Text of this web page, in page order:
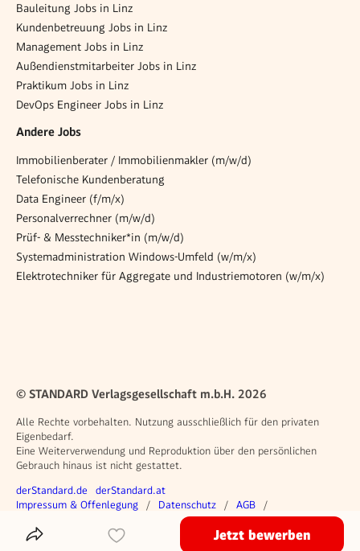
Bauleitung Jobs in Linz
Kundenbetreuung Jobs in Linz
Management Jobs in Linz
Außendienstmitarbeiter Jobs in Linz
Praktikum Jobs in Linz
DevOps Engineer Jobs in Linz
Andere Jobs
Immobilienberater / Immobilienmakler (m/w/d)
Telefonische Kundenberatung
Data Engineer (f/m/x)
Personalverrechner (m/w/d)
Prüf- & Messtechniker*in (m/w/d)
Systemadministration Windows-Umfeld (w/m/x)
Elektrotechniker für Aggregate und Industriemotoren (w/m/x)
Das Inserat Teilen Jetzt bewerben
© STANDARD Verlagsgesellschaft m.b.H. 2026
Alle Rechte vorbehalten. Nutzung ausschließlich für den privaten
Eigenbedarf.
Eine Weiterverwendung und Reproduktion über den persönlichen
Gebrauch hinaus ist nicht gestattet.
Weitere Angebote
derStandard.de derStandard.at
Rechtliches
Impressum & Offenlegung Datenschutz
AGB